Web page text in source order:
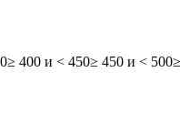
≥ 400 и < 450≥ 450 и < 500